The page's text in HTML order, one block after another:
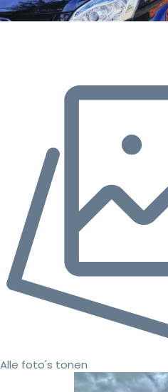
Alle foto's tonen